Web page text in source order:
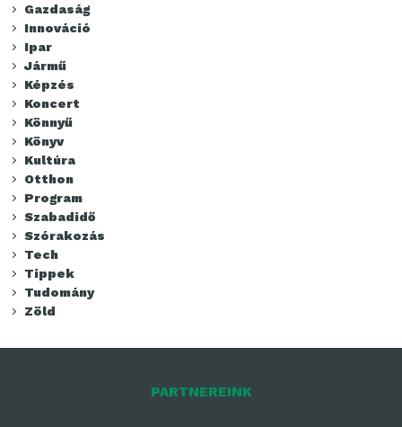
Gazdaság
Innováció
Ipar
Jármű
Képzés
Koncert
Könnyű
Könyv
Kultúra
Otthon
Program
Szabadidő
Szórakozás
Tech
Tippek
Tudomány
Zöld
PARTNEREINK